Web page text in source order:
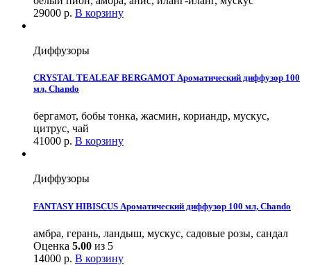
29000 р. В корзину
Диффузоры
CRYSTAL TEALEAF BERGAMOT Ароматический диффузор 100
мл, Chando
бергамот, бобы тонка, жасмин, кориандр, мускус,
цитрус, чай
41000 р. В корзину
Диффузоры
FANTASY HIBISCUS Ароматический диффузор 100 мл, Chando
амбра, герань, ландыш, мускус, садовые розы, сандал
Оценка 5.00 из 5
14000 р. В корзину